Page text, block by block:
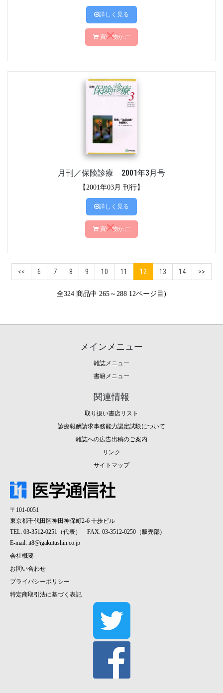
詳しく見る
買い物かご
月刊／保険診療 2001年3月号
【2001年03月 刊行】
詳しく見る
買い物かご
<< 6 7 8 9 10 11 12 13 14 >>
全324 商品中 265～288 12ページ目)
メインメニュー
雑誌メニュー
書籍メニュー
関連情報
取り扱い書店リスト
診療報酬請求事務能力認定試験について
雑誌への広告出稿のご案内
リンク
サイトマップ
〒101-0051
東京都千代田区神田神保町2-6 十歩ビル
TEL: 03-3512-0251（代表） FAX: 03-3512-0250（販売部)
E-mail: it8@igakutushin.co.jp
会社概要
お問い合わせ
プライバシーポリシー
特定商取引法に基づく表記